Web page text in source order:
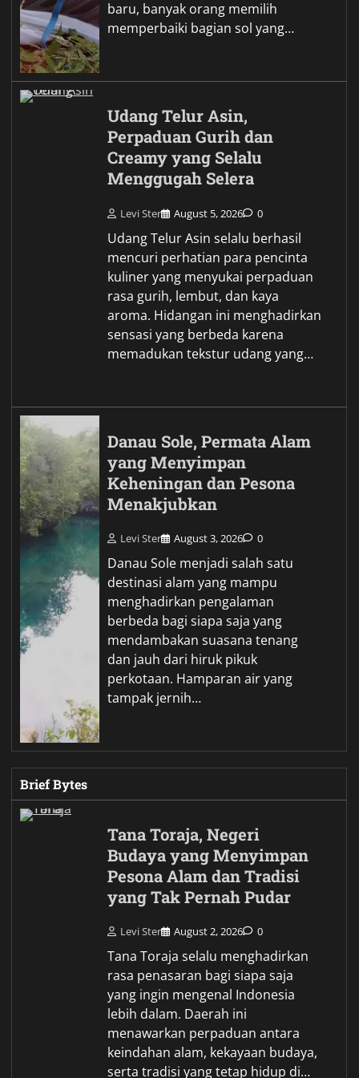
baru, banyak orang memilih
memperbaiki bagian sol yang…
Udang Telur Asin,
Perpaduan Gurih dan
Creamy yang Selalu
Menggugah Selera
Levi Ster August 5, 2026 0
Udang Telur Asin selalu berhasil
mencuri perhatian para pencinta
kuliner yang menyukai perpaduan
rasa gurih, lembut, dan kaya
aroma. Hidangan ini menghadirkan
sensasi yang berbeda karena
memadukan tekstur udang yang…
Danau Sole, Permata Alam
yang Menyimpan
Keheningan dan Pesona
Menakjubkan
Levi Ster August 3, 2026 0
Danau Sole menjadi salah satu
destinasi alam yang mampu
menghadirkan pengalaman
berbeda bagi siapa saja yang
mendambakan suasana tenang
dan jauh dari hiruk pikuk
perkotaan. Hamparan air yang
tampak jernih…
Brief Bytes
Tana Toraja, Negeri
Budaya yang Menyimpan
Pesona Alam dan Tradisi
yang Tak Pernah Pudar
Levi Ster August 2, 2026 0
Tana Toraja selalu menghadirkan
rasa penasaran bagi siapa saja
yang ingin mengenal Indonesia
lebih dalam. Daerah ini
menawarkan perpaduan antara
keindahan alam, kekayaan budaya,
serta tradisi yang tetap hidup di…